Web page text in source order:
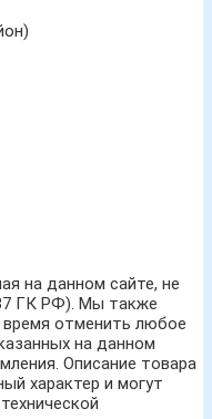
на данном сайте, не
ГК РФ). Мы также
отменить любое
на данном
Описание товара
характер и могут